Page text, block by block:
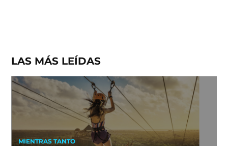
LAS MÁS LEÍDAS
MIENTRAS TANTO